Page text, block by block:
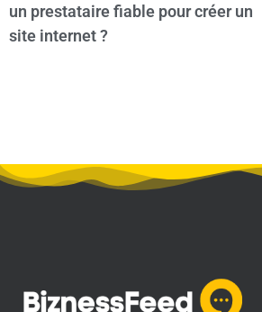
un prestataire fiable pour créer un
site internet ?